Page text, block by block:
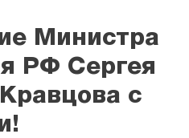
Министра
РФ Сергея
с